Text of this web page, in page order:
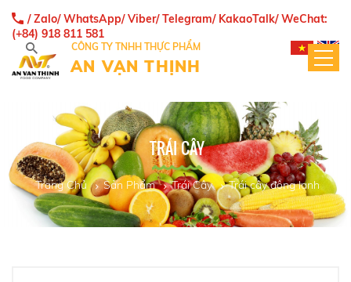
CÔNG TY TNHH THỰC PHẨM
AN VẠN THỊNH
/ Zalo/ WhatsApp/ Viber/ Telegram/ KakaoTalk/ WeChat:
(+84) 918 811 581
TRÁI CÂY
Trang Chủ Sản Phẩm Trái Cây Trái cây đông lạnh